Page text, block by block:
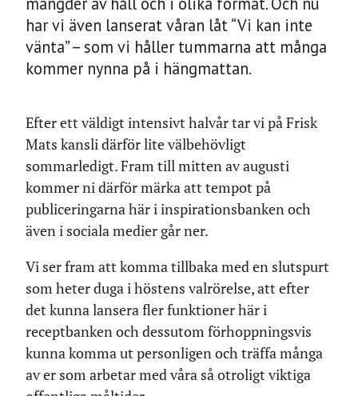
har vi även lanserat våran låt “Vi kan inte
vänta” – som vi håller tummarna att många
kommer nynna på i hängmattan.
Efter ett väldigt intensivt halvår tar vi på Frisk
Mats kansli därför lite välbehövligt
sommarledigt. Fram till mitten av augusti
kommer ni därför märka att tempot på
publiceringarna här i inspirationsbanken och
även i sociala medier går ner.
Vi ser fram att komma tillbaka med en slutspurt
som heter duga i höstens valrörelse, att efter
det kunna lansera fler funktioner här i
receptbanken och dessutom förhoppningsvis
kunna komma ut personligen och träffa många
av er som arbetar med våra så otroligt viktiga